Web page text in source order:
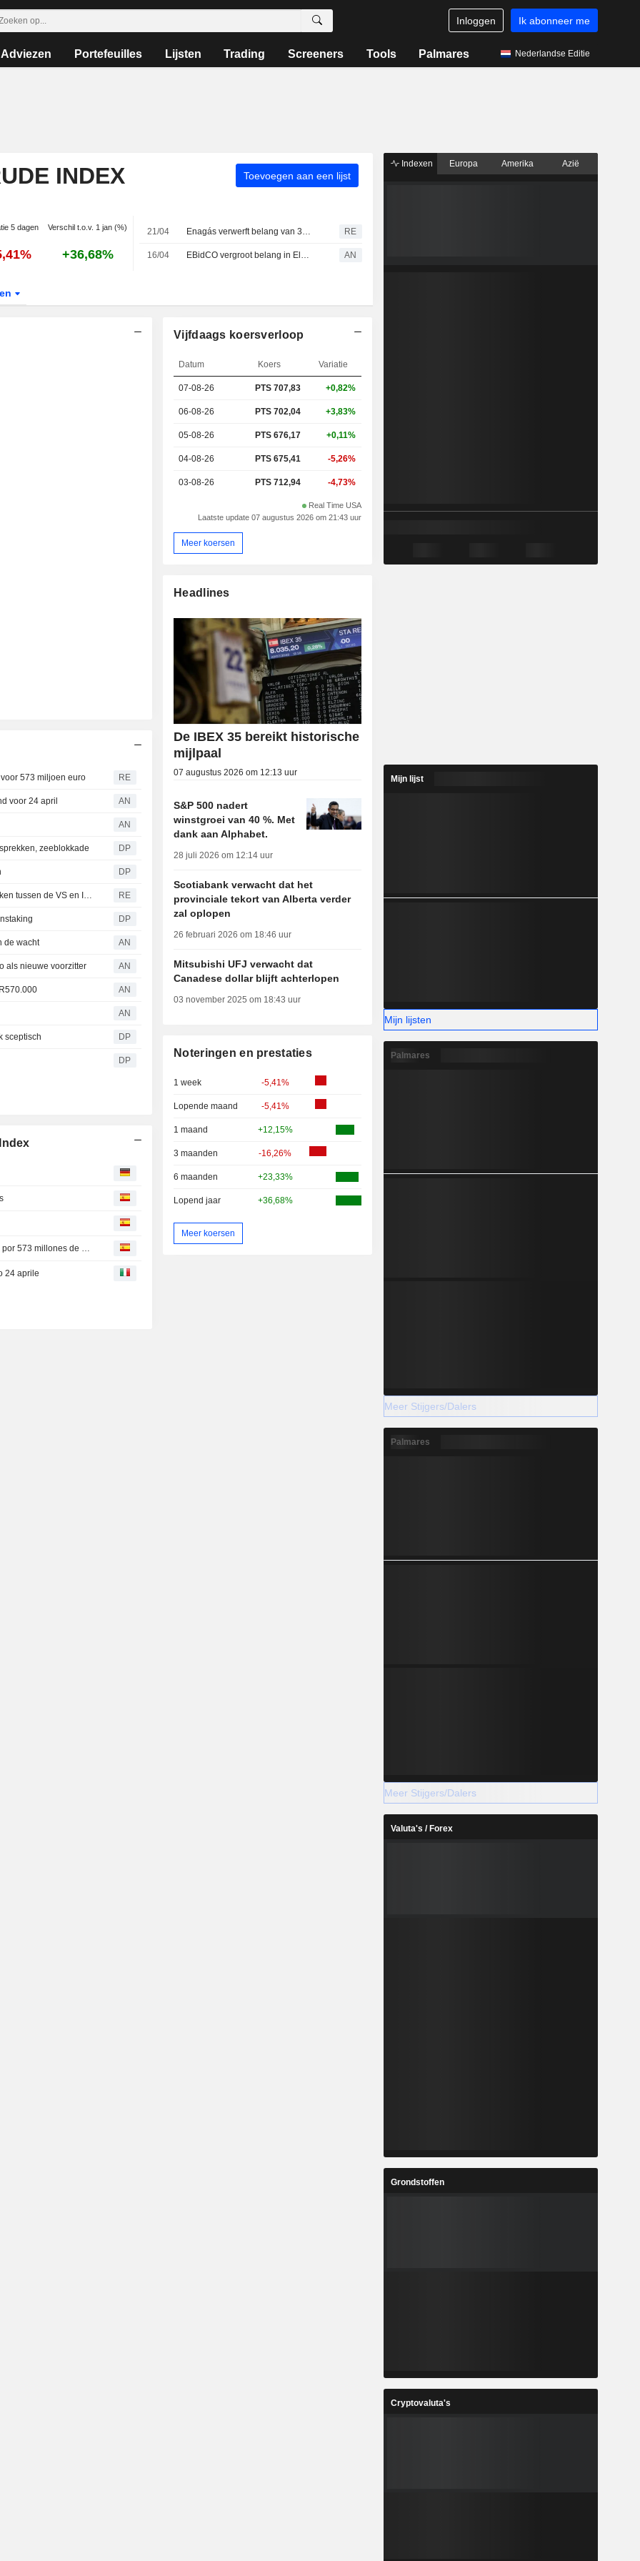
Inloggen Ik abonneer me
Adviezen Portefeuilles Lijsten Trading Screeners Tools Palmares Nederlandse Editie
INDEX Toevoegen aan een lijst
5 dagen Verschil t.o.v. 1 jan (%)
+36,68%
21/04 Enagás verwerft belang van 31,5% in het Franse Teréga voor 573 miljoen euro RE
16/04 EBidCO vergroot belang in Eles tot 97%, delisting gepland voor 24 april AN
573 miljoen euro RE
voor 24 april AN
AN
zeeblokkade DP
DP
IBEX 35 trekt zich terug na het vastlopen van de gesprekken tussen de VS en Iran RE
DP
de wacht AN
als nieuwe voorzitter AN
AN
AN
sceptisch DP
DP
Enagás adquiere una participación del 31,5% en Teréga por 573 millones de euros
24 aprile
Vijfdaags koersverloop
Datum Koers Variatie
07-08-26 PTS 707,83 +0,82%
06-08-26 PTS 702,04 +3,83%
05-08-26 PTS 676,17 +0,11%
04-08-26 PTS 675,41 -5,26%
03-08-26 PTS 712,94 -4,73%
Real Time USA
Laatste update 07 augustus 2026 om 21:43 uur
Meer koersen
Headlines
De IBEX 35 bereikt historische
mijlpaal
07 augustus 2026 om 12:13 uur
S&P 500 nadert
winstgroei van 40 %. Met
dank aan Alphabet.
28 juli 2026 om 12:14 uur
Scotiabank verwacht dat het
provinciale tekort van Alberta verder
zal oplopen
26 februari 2026 om 18:46 uur
Mitsubishi UFJ verwacht dat
Canadese dollar blijft achterlopen
03 november 2025 om 18:43 uur
Noteringen en prestaties
1 week -5,41%
Lopende maand -5,41%
1 maand +12,15%
3 maanden -16,26%
6 maanden +23,33%
Lopend jaar +36,68%
Meer koersen
Indexen Europa Amerika Azië
Mijn lijst
Mijn lijsten
Palmares
Meer Stijgers/Dalers
Palmares
Meer Stijgers/Dalers
Valuta's / Forex
Grondstoffen
Cryptovaluta's